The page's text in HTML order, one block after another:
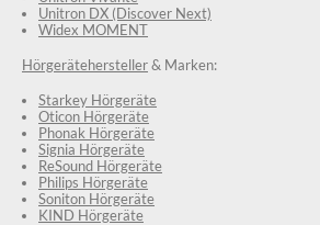
Unitron DX (Discover Next)
Widex MOMENT
Hörgerätehersteller& Marken:
Starkey Hörgeräte
Oticon Hörgeräte
Phonak Hörgeräte
Signia Hörgeräte
ReSound Hörgeräte
Philips Hörgeräte
Soniton Hörgeräte
KIND Hörgeräte